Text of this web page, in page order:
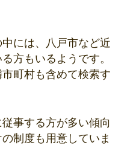
には、八戸市など近
方もいるようです。
町村も含めて検索す
事する方が多い傾向
制度も用意していま